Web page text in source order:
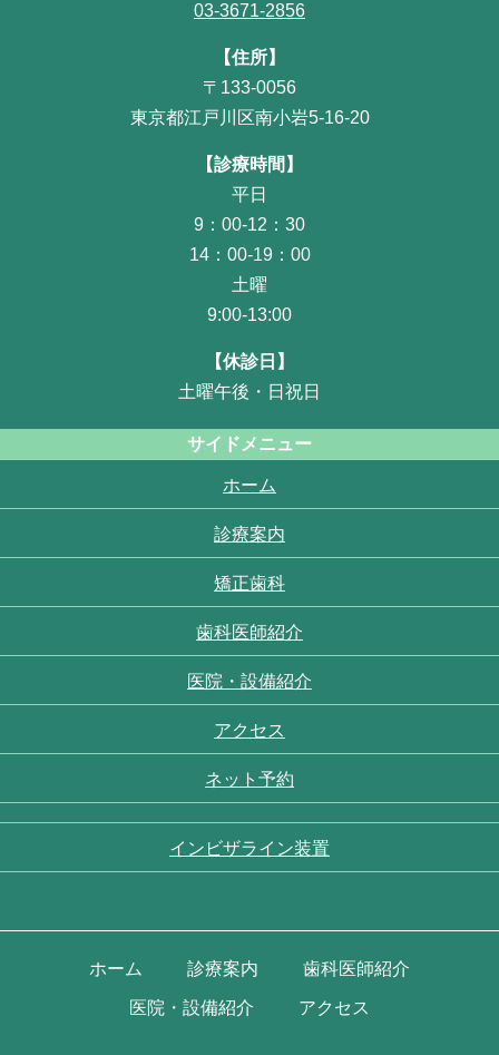
03-3671-2856
【住所】
〒133-0056
東京都江戸川区南小岩5-16-20
【診療時間】
平日
9：00-12：30
14：00-19：00
土曜
9:00-13:00
【休診日】
土曜午後・日祝日
サイドメニュー
ホーム
診療案内
矯正歯科
歯科医師紹介
医院・設備紹介
アクセス
ネット予約
インビザライン装置
ホーム 診療案内 歯科医師紹介
医院・設備紹介 アクセス